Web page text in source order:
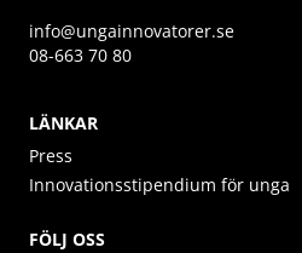
info@ungainnovatorer.se
08-663 70 80
LÄNKAR
Press
Innovationsstipendium för unga
FÖLJ OSS